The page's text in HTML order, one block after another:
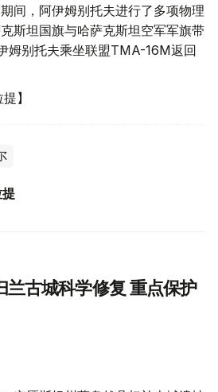
间，阿伊姆别托夫进行了多项物理
斯坦国旗与哈萨克斯坦空军军旗带
姆别托夫乘坐联盟TMA-16M返回
】
兰古城科学修复 重点保护